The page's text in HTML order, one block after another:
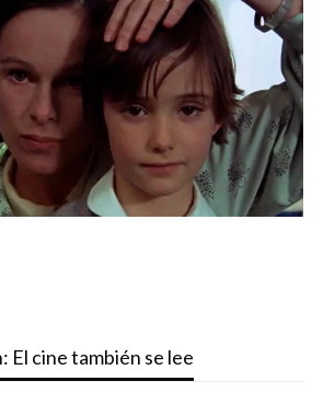
El cine también se lee